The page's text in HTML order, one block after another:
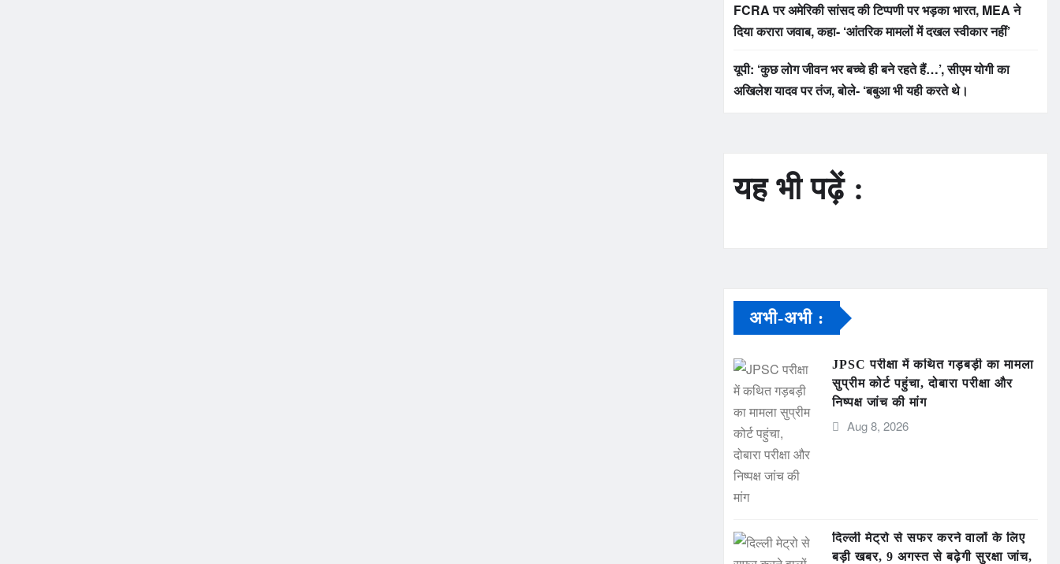
FCRA पर अमेरिकी सांसद की टिप्पणी पर भड़का भारत, MEA ने
दिया करारा जवाब, कहा- ‘आंतरिक मामलों में दखल स्वीकार नहीं’
यूपी: ‘कुछ लोग जीवन भर बच्चे ही बने रहते हैं…’, सीएम योगी का
अखिलेश यादव पर तंज, बोले- ‘बबुआ भी यही करते थे।
यह भी पढ़ें :
अभी-अभी :
JPSC परीक्षा में कथित गड़बड़ी का मामला
सुप्रीम कोर्ट पहुंचा, दोबारा परीक्षा और
निष्पक्ष जांच की मांग
Aug 8, 2026
दिल्ली मेट्रो से सफर करने वालों के लिए
बड़ी खबर, 9 अगस्त से बढ़ेगी सुरक्षा जांच,